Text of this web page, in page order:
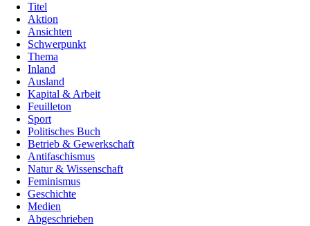
Titel
Aktion
Ansichten
Schwerpunkt
Thema
Inland
Ausland
Kapital & Arbeit
Feuilleton
Sport
Politisches Buch
Betrieb & Gewerkschaft
Antifaschismus
Natur & Wissenschaft
Feminismus
Geschichte
Medien
Abgeschrieben